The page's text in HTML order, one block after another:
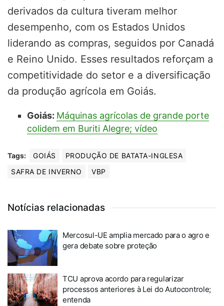
derivados da cultura tiveram melhor
desempenho, com os Estados Unidos
liderando as compras, seguidos por Canadá
e Reino Unido. Esses resultados reforçam a
competitividade do setor e a diversificação
da produção agrícola em Goiás.
Goiás: Máquinas agrícolas de grande porte
colidem em Buriti Alegre; vídeo
Tags: GOIÁS
PRODUÇÃO DE BATATA-INGLESA
SAFRA DE INVERNO
VBP
Notícias relacionadas
Mercosul-UE amplia mercado para o agro e
gera debate sobre proteção
TCU aprova acordo para regularizar
processos anteriores à Lei do Autocontrole;
entenda